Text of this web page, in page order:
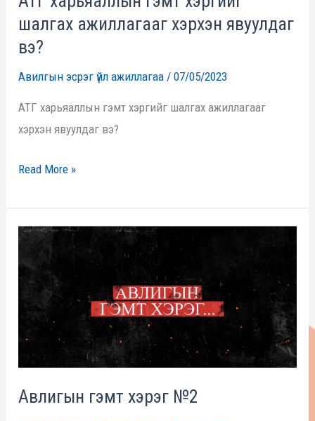
шалгах ажиллагааг хэрхэн явуулдаг
вэ?
Авилгын эсрэг үйл ажиллагаа /07/05/2023
АТГ харьяаллын гэмт хэргийг шалгах ажиллагааг
хэрхэн явуулдаг вэ?
Read More »
Авлигын гэмт хэрэг №2
Авлигын
гэмт
хэрэг
№2